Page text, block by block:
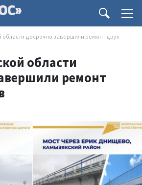
области досрочно завершили ремонт двух
области
ремонт